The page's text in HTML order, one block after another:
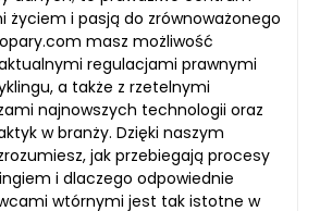
życiem i pasją do zrównoważonego
masz możliwość
regulacjami prawnymi
a także z rzetelnymi
najnowszych technologii oraz
w branży. Dzięki naszym
jak przebiegają procesy
i dlaczego odpowiednie
wtórnymi jest tak istotne w